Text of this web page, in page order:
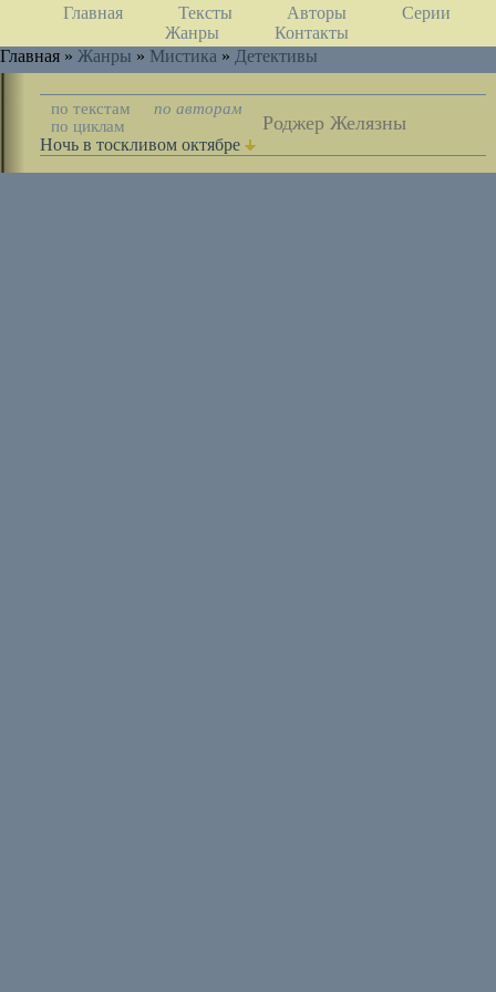
Главная Тексты Авторы
Серии
Жанры
Контакты
Главная » Жанры » Мистика » Детективы
по текстам
по авторам
по циклам
Роджер Желязны
Ночь в тоскливом октябре